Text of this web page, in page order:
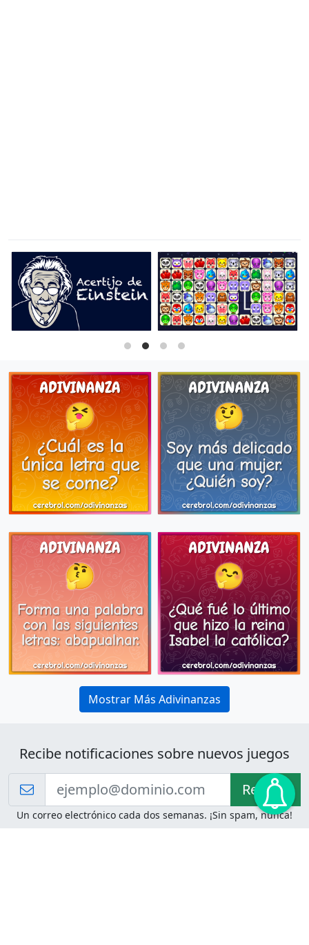
Mostrar Más Adivinanzas
Recibe notificaciones sobre nuevos juegos
Recibir!
Un correo electrónico cada dos semanas. ¡Sin spam, nunca!